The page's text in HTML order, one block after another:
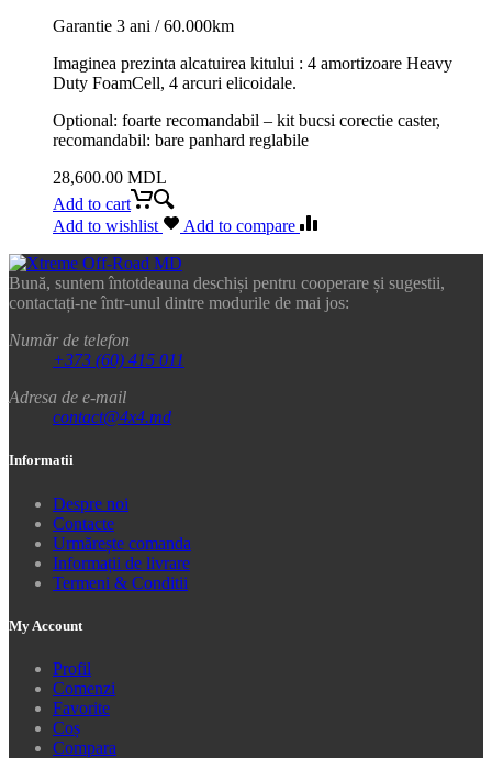
Garantie 3 ani / 60.000km
Imaginea prezinta alcatuirea kitului : 4 amortizoare Heavy
Duty FoamCell, 4 arcuri elicoidale.
Optional: foarte recomandabil – kit bucsi corectie caster,
recomandabil: bare panhard reglabile
28,600.00 MDL
Add to cart
Add to wishlist
Add to compare
Bună, suntem întotdeauna deschiși pentru cooperare și sugestii,
contactați-ne într-unul dintre modurile de mai jos:
Număr de telefon
+373 (60) 415 011
Adresa de e-mail
contact@4x4.md
Informatii
Despre noi
Contacte
Urmărește comanda
Informații de livrare
Termeni & Conditii
My Account
Profil
Comenzi
Favorite
Coș
Compara